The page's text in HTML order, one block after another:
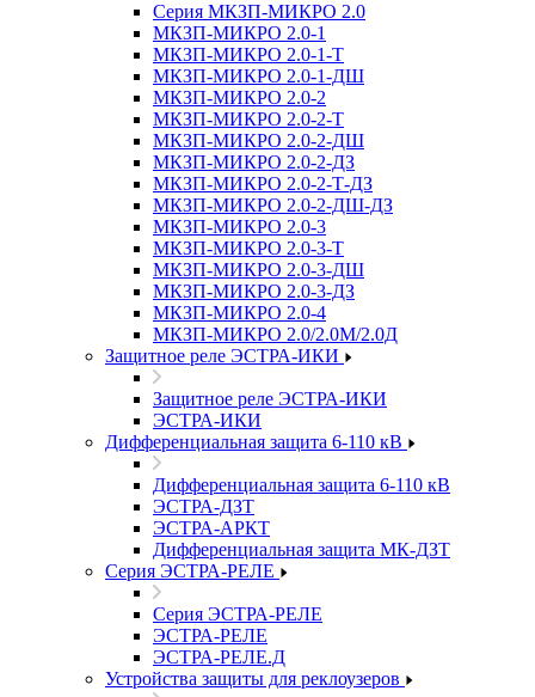
Серия МКЗП-МИКРО 2.0
МКЗП-МИКРО 2.0-1
МКЗП-МИКРО 2.0-1-Т
МКЗП-МИКРО 2.0-1-ДШ
МКЗП-МИКРО 2.0-2
МКЗП-МИКРО 2.0-2-Т
МКЗП-МИКРО 2.0-2-ДШ
МКЗП-МИКРО 2.0-2-ДЗ
МКЗП-МИКРО 2.0-2-Т-ДЗ
МКЗП-МИКРО 2.0-2-ДШ-ДЗ
МКЗП-МИКРО 2.0-3
МКЗП-МИКРО 2.0-3-Т
МКЗП-МИКРО 2.0-3-ДШ
МКЗП-МИКРО 2.0-3-ДЗ
МКЗП-МИКРО 2.0-4
МКЗП-МИКРО 2.0/2.0М/2.0Д
Защитное реле ЭСТРА-ИКИ
Защитное реле ЭСТРА-ИКИ
ЭСТРА-ИКИ
Дифференциальная защита 6-110 кВ
Дифференциальная защита 6-110 кВ
ЭСТРА-ДЗТ
ЭСТРА-АРКТ
Дифференциальная защита МК-ДЗТ
Серия ЭСТРА-РЕЛЕ
Серия ЭСТРА-РЕЛЕ
ЭСТРА-РЕЛЕ
ЭСТРА-РЕЛЕ.Д
Устройства защиты для реклоузеров